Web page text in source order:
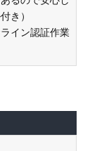
き）
イン認証作業